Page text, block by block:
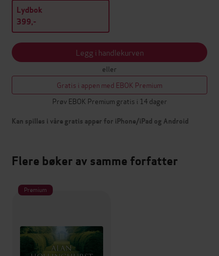
Lydbok
399,-
Legg i handlekurven
eller
Gratis i appen med EBOK Premium
Prøv EBOK Premium gratis i 14 dager
Kan spilles i våre gratis apper for iPhone/iPad og Android
Flere bøker av samme forfatter
Premium